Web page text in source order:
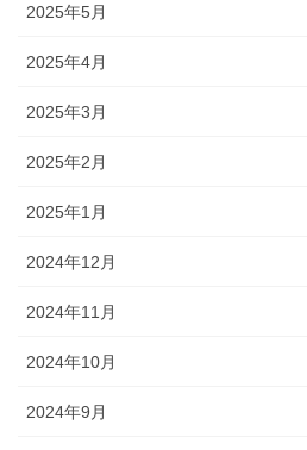
2025年5月
2025年4月
2025年3月
2025年2月
2025年1月
2024年12月
2024年11月
2024年10月
2024年9月